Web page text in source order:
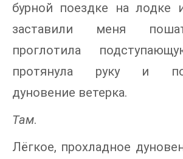
бурной поездке на лодке
заставили меня
проглотила
протянула руку и
дуновение ветерка.
Там.
Лёгкое, прохладное